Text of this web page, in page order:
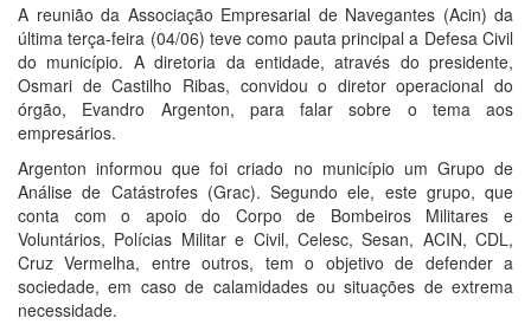
A reunião da Associação Empresarial de Navegantes (Acin) da
última terça-feira (04/06) teve como pauta principal a Defesa Civil
do município. A diretoria da entidade, através do presidente,
Osmari de Castilho Ribas, convidou o diretor operacional do
órgão, Evandro Argenton, para falar sobre o tema aos
empresários.
Argenton informou que foi criado no município um Grupo de
Análise de Catástrofes (Grac). Segundo ele, este grupo, que
conta com o apoio do Corpo de Bombeiros Militares e
Voluntários, Polícias Militar e Civil, Celesc, Sesan, ACIN, CDL,
Cruz Vermelha, entre outros, tem o objetivo de defender a
sociedade, em caso de calamidades ou situações de extrema
necessidade.